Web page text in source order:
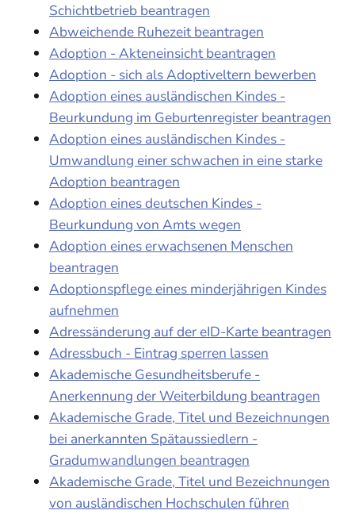
Schichtbetrieb beantragen
Abweichende Ruhezeit beantragen
Adoption - Akteneinsicht beantragen
Adoption - sich als Adoptiveltern bewerben
Adoption eines ausländischen Kindes -
Beurkundung im Geburtenregister beantragen
Adoption eines ausländischen Kindes -
Umwandlung einer schwachen in eine starke
Adoption beantragen
Adoption eines deutschen Kindes -
Beurkundung von Amts wegen
Adoption eines erwachsenen Menschen
beantragen
Adoptionspflege eines minderjährigen Kindes
aufnehmen
Adressänderung auf der eID-Karte beantragen
Adressbuch - Eintrag sperren lassen
Akademische Gesundheitsberufe -
Anerkennung der Weiterbildung beantragen
Akademische Grade, Titel und Bezeichnungen
bei anerkannten Spätaussiedlern -
Gradumwandlungen beantragen
Akademische Grade, Titel und Bezeichnungen
von ausländischen Hochschulen führen